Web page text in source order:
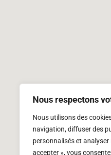
Nous respectons
Nous utilisons des
navigation, diffuser des
personnalisés et
accepter », vous